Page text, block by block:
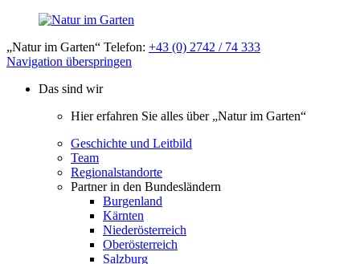
„Natur im Garten“ Telefon: +43 (0) 2742 / 74 333
Navigation überspringen
Das sind wir
Hier erfahren Sie alles über „Natur im Garten“
Geschichte und Leitbild
Team
Regionalstandorte
Partner in den Bundesländern
Burgenland
Kärnten
Niederösterreich
Oberösterreich
Salzburg